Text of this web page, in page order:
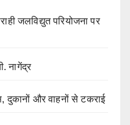
जलविद्युत परियोजना पर
नागेंद्र
दुकानों और वाहनों से टकराई